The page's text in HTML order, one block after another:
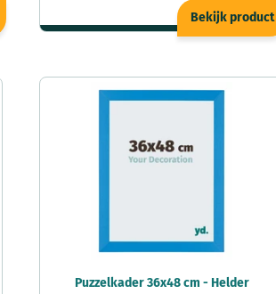
Bekijk product
Puzzelkader 36x48 cm - Helder